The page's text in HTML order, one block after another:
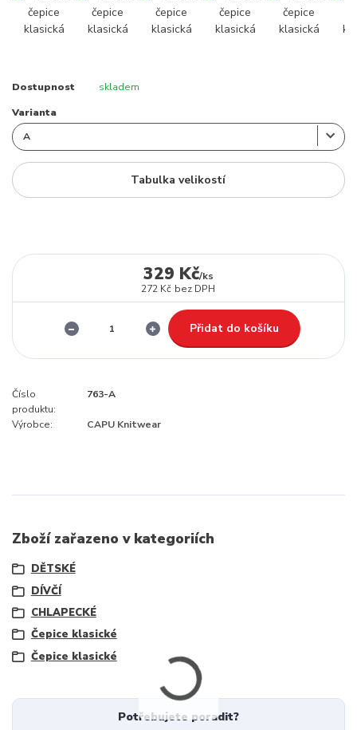
Dostupnost skladem
Varianta
Tabulka velikostí
329 Kč/ks
272 Kč bez DPH
Přidat do košíku
Číslo
produktu:
763-A
Výrobce: CAPU Knitwear
Zboží zařazeno v kategoriích
DĚTSKÉ
DÍVČÍ
CHLAPECKÉ
Čepice klasické
Čepice klasické
Potřebujete poradit?